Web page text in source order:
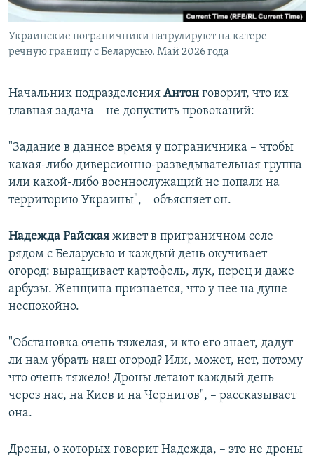
Украинские пограничники патрулируют на катере
речную границу с Беларусью. Май 2026 года
Начальник подразделения Антон говорит, что их
главная задача – не допустить провокаций:
"Задание в данное время у пограничника – чтобы
какая-либо диверсионно-разведывательная группа
или какой-либо военнослужащий не попали на
территорию Украины", – объясняет он.
Надежда Райская живет в приграничном селе
рядом с Беларусью и каждый день окучивает
огород: выращивает картофель, лук, перец и даже
арбузы. Женщина признается, что у нее на душе
неспокойно.
"Обстановка очень тяжелая, и кто его знает, дадут
ли нам убрать наш огород? Или, может, нет, потому
что очень тяжело! Дроны летают каждый день
через нас, на Киев и на Чернигов", – рассказывает
она.
Дроны, о которых говорит Надежда, – это не дроны